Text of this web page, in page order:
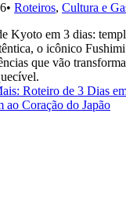
• Roteiros, Cultura e
Kyoto em 3 dias:
o icônico
que vão
Roteiro de 3 Dias
ao Coração do Japão